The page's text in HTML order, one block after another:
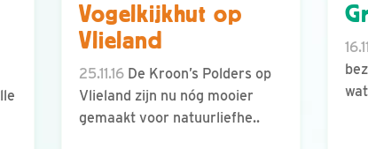
Vogelkijkhut op
Vlieland
25.11.16 De Kroon’s Polders op
Vlieland zijn nu nóg mooier
gemaakt voor natuurliefhe..